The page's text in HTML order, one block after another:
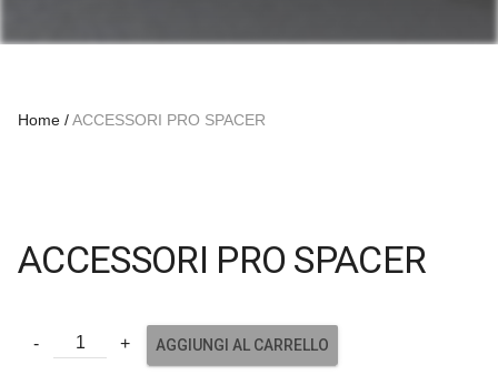
Home ACCESSORI PRO SPACER
ACCESSORI PRO SPACER
AGGIUNGI AL CARRELLO